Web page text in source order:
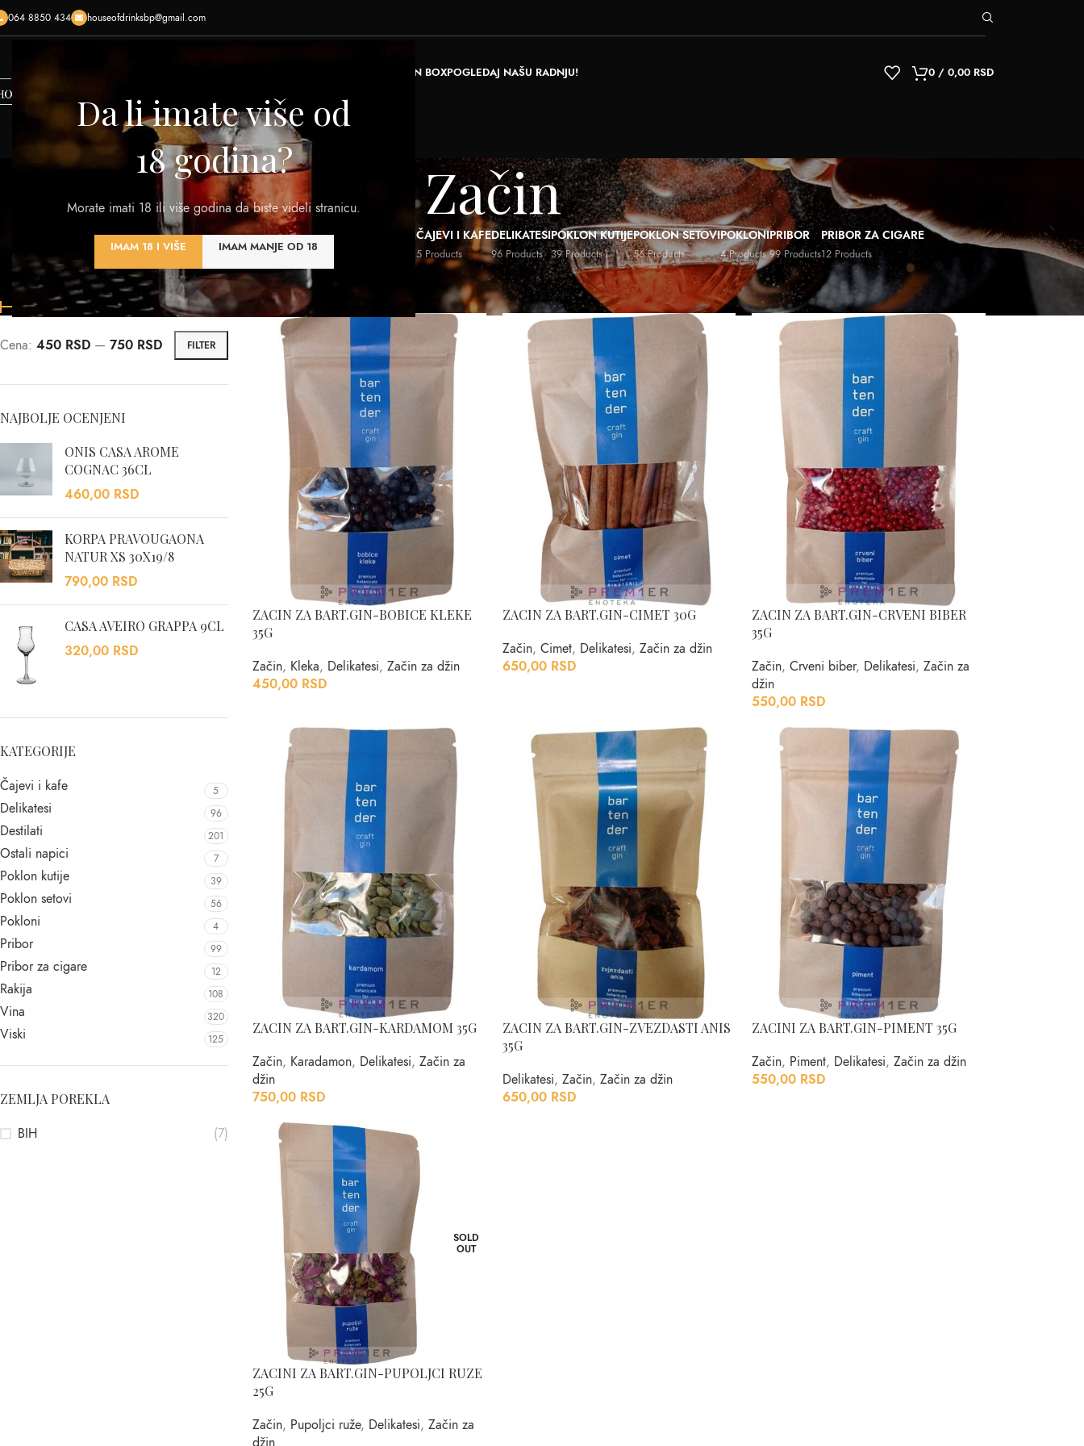
Da li imate više od
18 godina?
Morate imati 18 ili više godina da biste videli stranicu.
IMAM 18 I VIŠE IMAM MANJE OD 18
064 8850 434 houseofdrinksbp@gmail.com
KREIRAJ POKLON BOXPOGLEDAJ NAŠU RADNJU! 0 / 0,00 RSD
Začin
320 Products
RAKIJA
108 Products
VISKI
125 Products
DESTILATI
201 Products
PIVA
0 Products
OSTALI NAPICIČAJEVI I KAFE
5 Products
DELIKATESI
96 Products
POKLON KUTIJE
39 Products
POKLON SETOVI
56 Products
POKLONI
4 Products
PRIBOR
99 Products
PRIBOR ZA CIGARE
12 Products
FILTER PO CENI
FILTER
Cena: 450 RSD — 750 RSD
NAJBOLJE OCENJENI
ONIS CASA AROME
COGNAC 36CL
460,00 RSD
KORPA PRAVOUGAONA
NATUR XS 30X19/8
790,00 RSD
CASA AVEIRO GRAPPA 9CL
320,00 RSD
KATEGORIJE
Čajevi i kafe 5
Delikatesi 96
Destilati 201
Ostali napici 7
Poklon kutije 39
Poklon setovi 56
Pokloni 4
Pribor 99
Pribor za cigare 12
Rakija 108
Vina 320
Viski 125
ZEMLJA POREKLA
BIH (7)
Početna Proizvod Vrsta Show 9 12 18 24
ZACIN ZA BART.GIN-BOBICE KLEKE
35G
Začin, Kleka, Delikatesi, Začin za džin
450,00 RSD
ZACIN ZA BART.GIN-CIMET 30G
Začin, Cimet, Delikatesi, Začin za džin
650,00 RSD
ZACIN ZA BART.GIN-CRVENI BIBER
35G
Začin, Crveni biber, Delikatesi, Začin za
džin
550,00 RSD
ZACIN ZA BART.GIN-KARDAMOM 35G
Začin, Karadamon, Delikatesi, Začin za
džin
750,00 RSD
ZACIN ZA BART.GIN-ZVEZDASTI ANIS
35G
Delikatesi, Začin, Začin za džin
650,00 RSD
ZACINI ZA BART.GIN-PIMENT 35G
Začin, Piment, Delikatesi, Začin za džin
550,00 RSD
SOLD
OUT
ZACINI ZA BART.GIN-PUPOLJCI RUZE
25G
Začin, Pupoljci ruže, Delikatesi, Začin za